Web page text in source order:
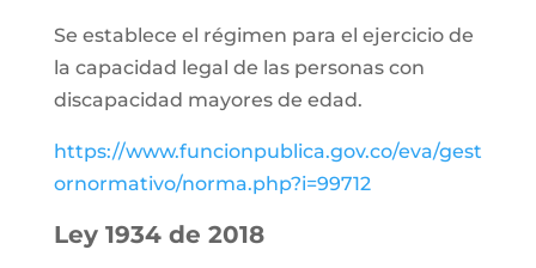
Se establece el régimen para el ejercicio de
la capacidad legal de las personas con
discapacidad mayores de edad.
https://www.funcionpublica.gov.co/eva/gest
ornormativo/norma.php?i=99712
Ley 1934 de 2018